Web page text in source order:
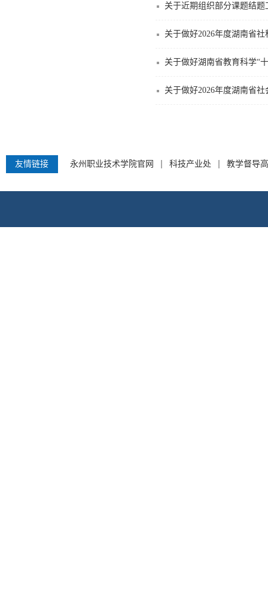
关于近期组织部分课题结题
关于做好2026年度湖南省
关于做好湖南省教育科学“
关于做好2026年度湖南省
友情链接 永州职业技术学院官网 科技产业处 教学督导